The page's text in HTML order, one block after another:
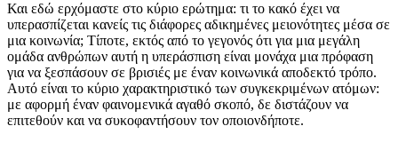
Και εδώ ερχόμαστε στο κύριο ερώτημα: τι το κακό έχει να
υπερασπίζεται κανείς τις διάφορες αδικημένες μειονότητες μέσα σε
μια κοινωνία; Τίποτε, εκτός από το γεγονός ότι για μια μεγάλη
ομάδα ανθρώπων αυτή η υπεράσπιση είναι μονάχα μια πρόφαση
για να ξεσπάσουν σε βρισιές με έναν κοινωνικά αποδεκτό τρόπο.
Αυτό είναι το κύριο χαρακτηριστικό των συγκεκριμένων ατόμων:
με αφορμή έναν φαινομενικά αγαθό σκοπό, δε διστάζουν να
επιτεθούν και να συκοφαντήσουν τον οποιονδήποτε.